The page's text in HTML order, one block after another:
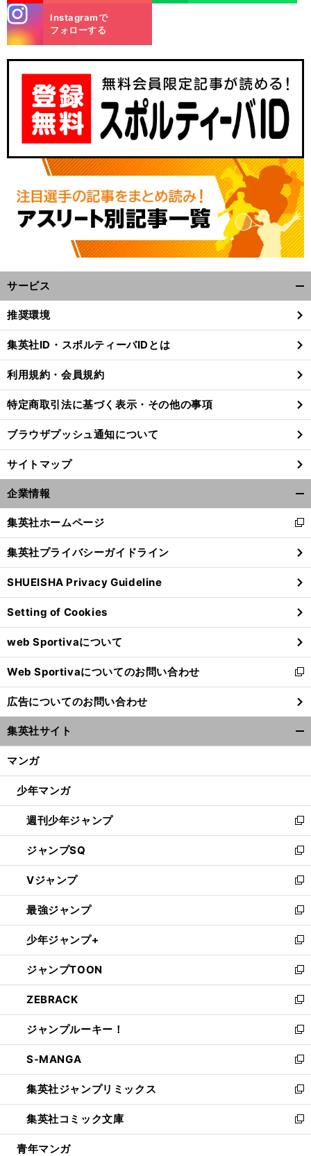
前
へ
m
Instagramで
フォローする
サービス
閉
る
推奨環境
集英社ID・スポルティーバIDとは
利用規約・会員規約
特定商取引法に基づく表示・その他の事項
ブラウザプッシュ通知について
サイトマップ
企業情報
閉
る
集英社ホームページ
新
し
い
ウ
ィ
ン
ド
ウ
で
開
く
集英社プライバシーガイドライン
SHUEISHA Privacy Guideline
Setting of Cookies
web Sportivaについて
Web Sportivaについてのお問い合わせ
新
し
い
ウ
ィ
ン
ウ
開
く
広告についてのお問い合わせ
集英社サイト
マンガ
少年マンガ
週刊少年ジャンプ
新
し
い
ウ
ィ
ン
ド
ウ
で
開
く
ジャンプSQ
新
し
い
ウ
ィ
ン
ド
ウ
で
開
く
Vジャンプ
新
し
い
ウ
ィ
ン
ド
ウ
で
開
く
最強ジャンプ
新
し
い
ウ
ィ
ン
ド
ウ
で
開
く
少年ジャンプ+
新
し
い
ウ
ィ
ン
ド
ウ
で
開
く
ジャンプTOON
新
し
い
ウ
ィ
ン
ド
ウ
で
開
く
ZEBRACK
新
し
い
ウ
ィ
ン
ド
ウ
で
開
ジャンプルーキー！
新
し
い
ウ
ィ
ン
ド
ウ
S-MANGA
新
し
い
ウ
ィ
ン
集英社ジャンプリミックス
新
し
い
ウ
集英社コミック文庫
新
し
青年マンガ